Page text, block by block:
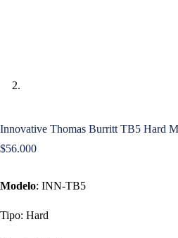
Innovative Thomas Burritt TB5 Hard
$56.000
Modelo: INN-TB5
Tipo: Hard